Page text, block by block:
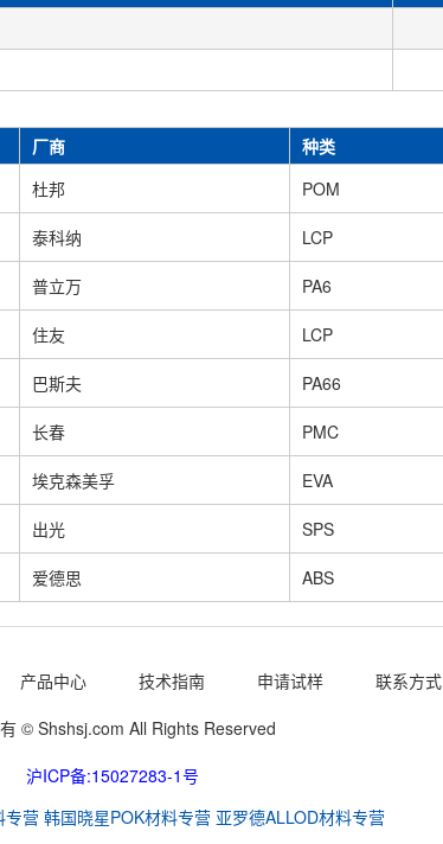
厂商 种类
杜邦 POM
泰科纳 LCP
普立万 PA6
住友 LCP
巴斯夫 PA66
长春 PMC
埃克森美孚 EVA
出光 SPS
爱德思 ABS
产品中心 技术指南 申请试样
联系方式
© Shshsj.com All Rights Reserved
沪ICP备:15027283-1号
专营 韩国晓星POK材料专营 亚罗德ALLOD材料专营